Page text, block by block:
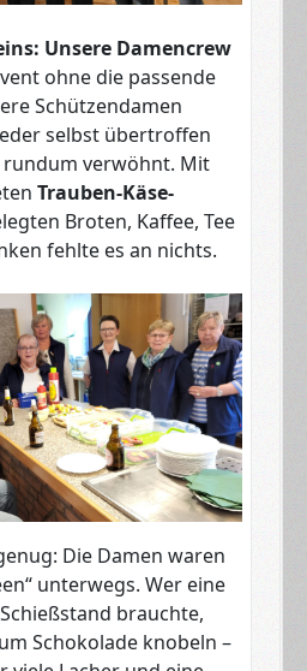
Unsere Damencrew
ohne die passende
Schützendamen
selbst übertroffen
rundum verwöhnt. Mit
Trauben-Käse-
Broten, Kaffee, Tee
fehlte es an nichts.
Die Damen waren
unterwegs. Wer eine
brauchte,
Schokolade knobeln –